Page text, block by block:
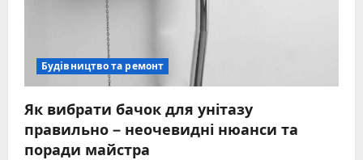
Будівництво та ремонт
Як вибрати бачок для унітазу
правильно – неочевидні нюанси та
поради майстра